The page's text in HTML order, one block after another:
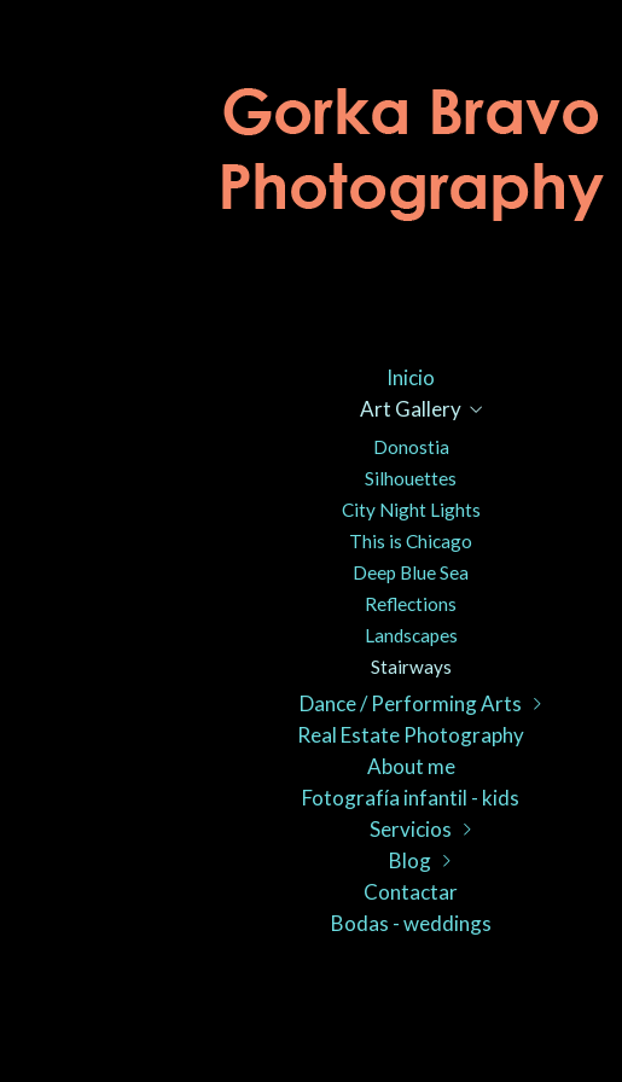
Inicio
Art Gallery
Donostia
Silhouettes
City Night Lights
This is Chicago
Deep Blue Sea
Reflections
Landscapes
Stairways
Dance / Performing Arts
Love for dance
Cuerpo Romo
CUERPO ROMO 2017
Danse Péi
DIES DE DANSA
dFERIA
Soul & movement
Dance in theaters
Real Estate Photography
About me
Fotografía infantil - kids
Servicios
Fotógrafo de bodas
Fotógrafo de danza
Fotógrafo de apartamentos
Blog
General
Dance / danza
Contactar
Bodas - weddings